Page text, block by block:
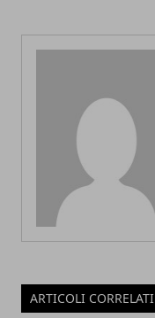
ARTICOLI CORRELATI